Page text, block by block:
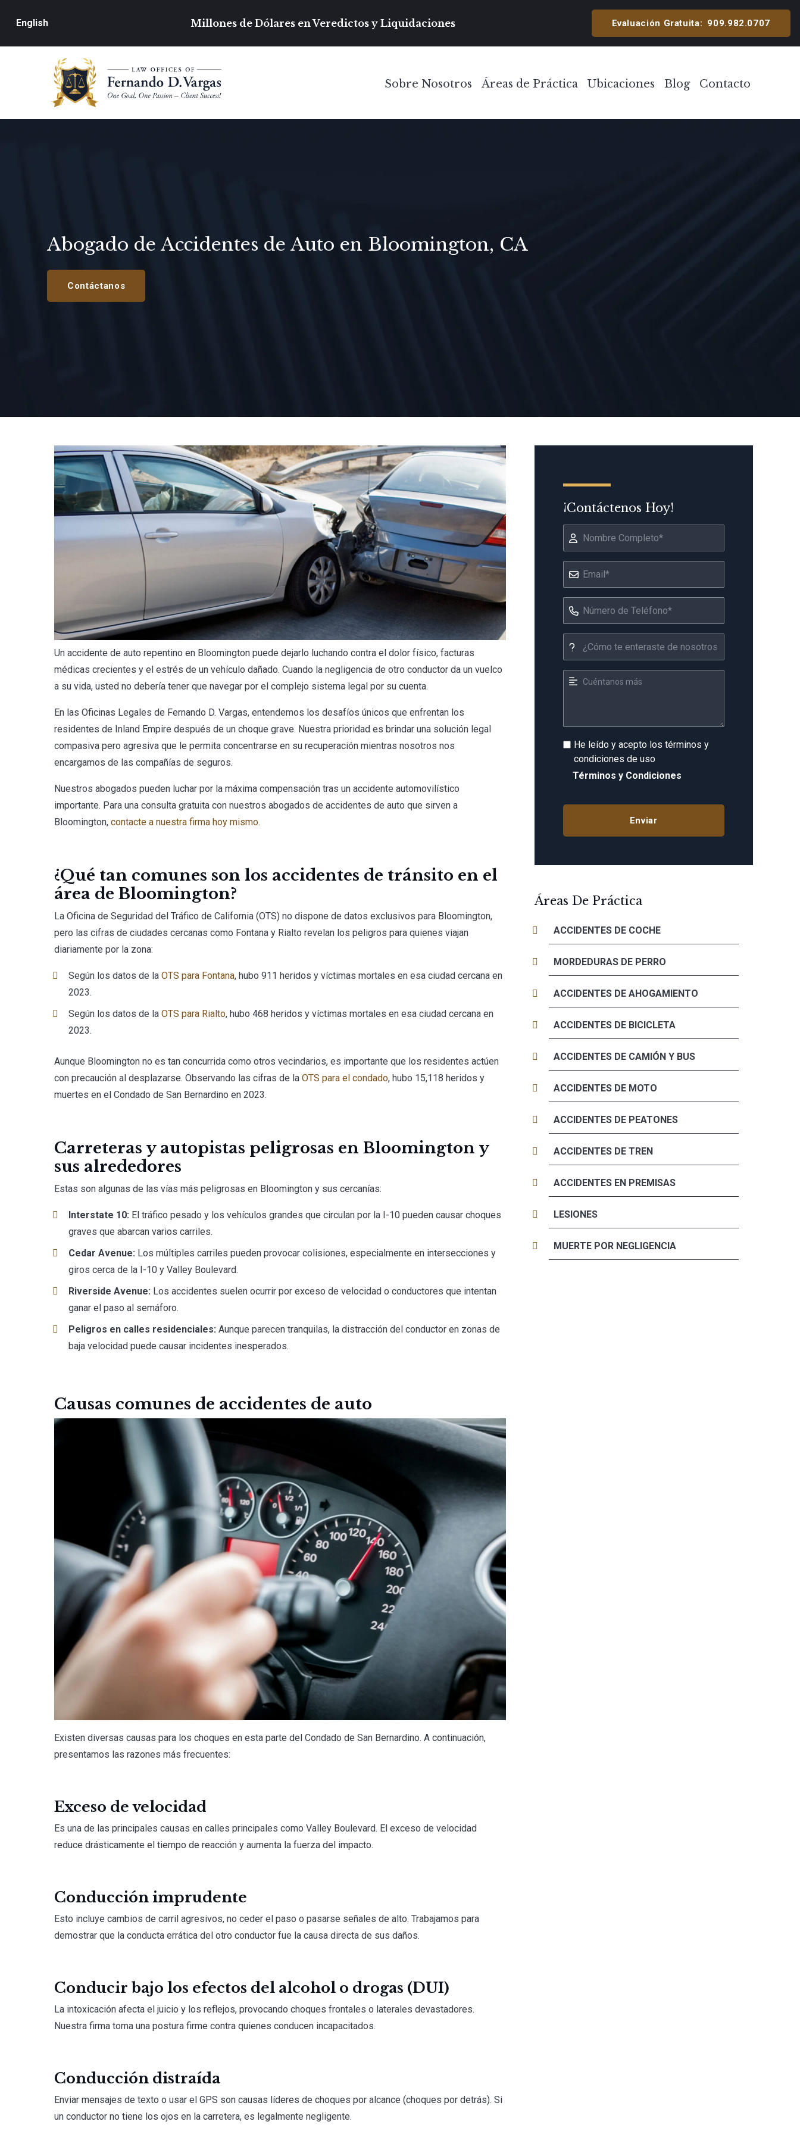
English Millones de Dólares en Veredictos y Liquidaciones Evaluación Gratuita: 909.982.0707
Sobre Nosotros Toggle Menu
Áreas de Práctica Toggle Menu
Ubicaciones Toggle Menu
Blog Contacto
Abogado de Accidentes de Auto en Bloomington, CA
Contáctanos
Un accidente de auto repentino en Bloomington puede dejarlo luchando contra el dolor físico, facturas
médicas crecientes y el estrés de un vehículo dañado. Cuando la negligencia de otro conductor da un vuelco
a su vida, usted no debería tener que navegar por el complejo sistema legal por su cuenta.
En las Oficinas Legales de Fernando D. Vargas, entendemos los desafíos únicos que enfrentan los
residentes de Inland Empire después de un choque grave. Nuestra prioridad es brindar una solución legal
compasiva pero agresiva que le permita concentrarse en su recuperación mientras nosotros nos
encargamos de las compañías de seguros.
Nuestros abogados pueden luchar por la máxima compensación tras un accidente automovilístico
importante. Para una consulta gratuita con nuestros abogados de accidentes de auto que sirven a
Bloomington,contacte a nuestra firma hoy mismo.
¿Qué tan comunes son los accidentes de tránsito en el
área de Bloomington?
La Oficina de Seguridad del Tráfico de California (OTS) no dispone de datos exclusivos para Bloomington,
pero las cifras de ciudades cercanas como Fontana y Rialto revelan los peligros para quienes viajan
diariamente por la zona:
Según los datos de laOTS para Fontana, hubo 911 heridos y víctimas mortales en esa ciudad cercana en
2023.
Según los datos de laOTS para Rialto, hubo 468 heridos y víctimas mortales en esa ciudad cercana en
2023.
Aunque Bloomington no es tan concurrida como otros vecindarios, es importante que los residentes actúen
con precaución al desplazarse. Observando las cifras de laOTS para el condado, hubo 15,118 heridos y
muertes en el Condado de San Bernardino en 2023.
Carreteras y autopistas peligrosas en Bloomington y
sus alrededores
Estas son algunas de las vías más peligrosas en Bloomington y sus cercanías:
Interstate 10: El tráfico pesado y los vehículos grandes que circulan por la I-10 pueden causar choques
graves que abarcan varios carriles.
Cedar Avenue: Los múltiples carriles pueden provocar colisiones, especialmente en intersecciones y
giros cerca de la I-10 y Valley Boulevard.
Riverside Avenue: Los accidentes suelen ocurrir por exceso de velocidad o conductores que intentan
ganar el paso al semáforo.
Peligros en calles residenciales: Aunque parecen tranquilas, la distracción del conductor en zonas de
baja velocidad puede causar incidentes inesperados.
Causas comunes de accidentes de auto
Existen diversas causas para los choques en esta parte del Condado de San Bernardino. A continuación,
presentamos las razones más frecuentes:
Exceso de velocidad
Es una de las principales causas en calles principales como Valley Boulevard. El exceso de velocidad
reduce drásticamente el tiempo de reacción y aumenta la fuerza del impacto.
Conducción imprudente
Esto incluye cambios de carril agresivos, no ceder el paso o pasarse señales de alto. Trabajamos para
demostrar que la conducta errática del otro conductor fue la causa directa de sus daños.
Conducir bajo los efectos del alcohol o drogas (DUI)
La intoxicación afecta el juicio y los reflejos, provocando choques frontales o laterales devastadores.
Nuestra firma toma una postura firme contra quienes conducen incapacitados.
Conducción distraída
Enviar mensajes de texto o usar el GPS son causas líderes de choques por alcance (choques por detrás). Si
un conductor no tiene los ojos en la carretera, es legalmente negligente.
¡Contáctenos Hoy!
He leído y acepto los términos y
condiciones de uso
Términos y Condiciones
Áreas De Práctica
ACCIDENTES DE COCHE
MORDEDURAS DE PERRO
ACCIDENTES DE AHOGAMIENTO
ACCIDENTES DE BICICLETA
ACCIDENTES DE CAMIÓN Y BUS
ACCIDENTES DE MOTO
ACCIDENTES DE PEATONES
ACCIDENTES DE TREN
ACCIDENTES EN PREMISAS
LESIONES
MUERTE POR NEGLIGENCIA